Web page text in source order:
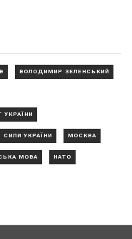
ВОЛОДИМИР ЗЕЛЕНСЬКИЙ
УКРАЇНИ
СИЛИ УКРАЇНИ МОСКВА
МОВА НАТО